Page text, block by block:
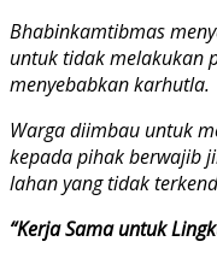
Bhabinkamtibmas
untuk tidak melakukan
menyebabkan karhutla.
Warga diimbau untuk
kepada pihak berwajib
lahan yang tidak
“Kerja Sama untuk